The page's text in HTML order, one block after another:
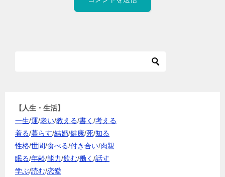
【人生・生活】
一生/運/老い/教える/書く /考える
着る/暮らす/結婚/健康/死/知る
性格/世間/食べる/付き合い/肉親
眠る/年齢/能力/飲む/働く /話す
学ぶ/読む/恋愛